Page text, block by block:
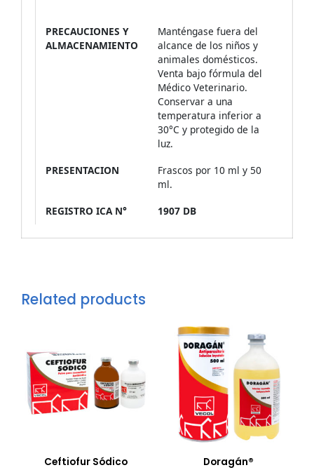
PRECAUCIONES Y
ALMACENAMIENTO
Manténgase fuera del
alcance de los niños y
animales domésticos.
Venta bajo fórmula del
Médico Veterinario.
Conservar a una
temperatura inferior a
30°C y protegido de la
luz.
PRESENTACION
Frascos por 10 ml y 50
ml.
REGISTRO ICA N°
1907 DB
Related products
Ceftiofur Sódico Doragán®